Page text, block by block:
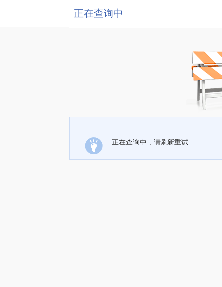
正在查询中
正在查询中，请刷新重试